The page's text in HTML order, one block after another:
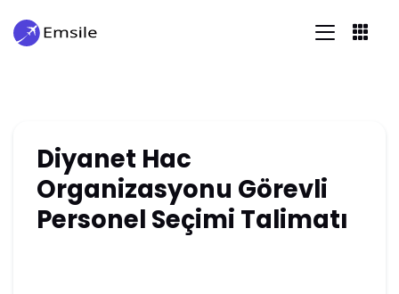
Diyanet Hac
Organizasyonu Görevli
Personel Seçimi Talimatı